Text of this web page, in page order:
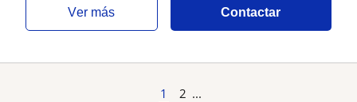
ver más Contactar
1 2 ...